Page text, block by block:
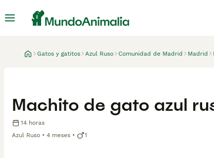
Gatos y gatitos Azul Ruso Comunidad de Madrid Madrid
Machito de gato azul
14 horas
Azul Ruso
4 meses 1